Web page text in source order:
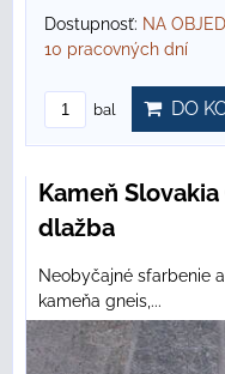
Dostupnosť: NA
10 pracovných dní
bal DO
Kameň
dlažba
Neobyčajné sfarbenie
kameňa gneis,...